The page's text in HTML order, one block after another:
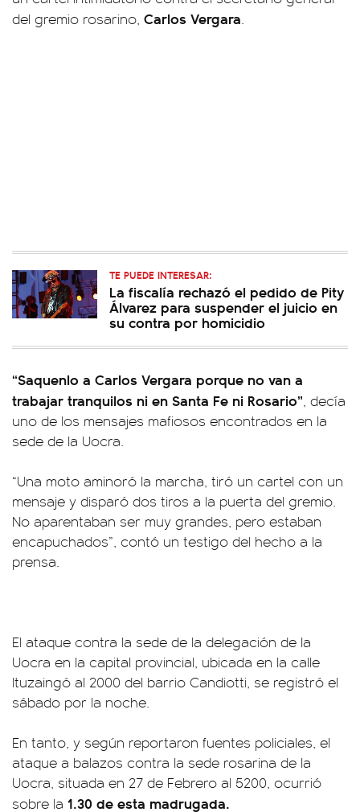
del gremio rosarino, Carlos Vergara.
TE PUEDE INTERESAR:
La fiscalía rechazó el pedido de Pity
Álvarez para suspender el juicio en
su contra por homicidio
“Saquenlo a Carlos Vergara porque no van a
trabajar tranquilos ni en Santa Fe ni Rosario”, decía
uno de los mensajes mafiosos encontrados en la
sede de la Uocra.
“Una moto aminoró la marcha, tiró un cartel con un
mensaje y disparó dos tiros a la puerta del gremio.
No aparentaban ser muy grandes, pero estaban
encapuchados”, contó un testigo del hecho a la
prensa.
El ataque contra la sede de la delegación de la
Uocra en la capital provincial, ubicada en la calle
Ituzaingó al 2000 del barrio Candiotti, se registró el
sábado por la noche.
En tanto, y según reportaron fuentes policiales, el
ataque a balazos contra la sede rosarina de la
Uocra, situada en 27 de Febrero al 5200, ocurrió
sobre la 1.30 de esta madrugada.